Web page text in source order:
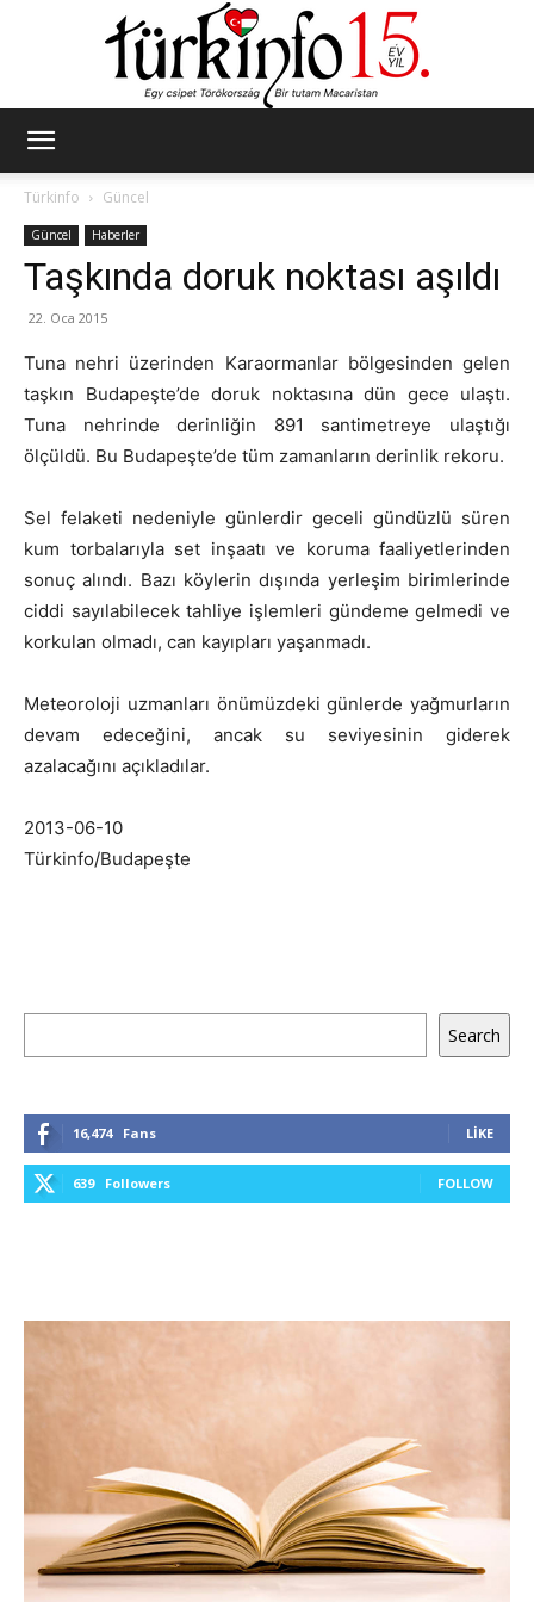
Türkinfo
Güncel
Güncel Haberler
Taşkında doruk noktası aşıldı
22. Oca 2015
Tuna nehri üzerinden Karaormanlar bölgesinden gelen
taşkın Budapeşte’de doruk noktasına dün gece ulaştı.
Tuna nehrinde derinliğin 891 santimetreye ulaştığı
ölçüldü. Bu Budapeşte’de tüm zamanların derinlik rekoru.
Sel felaketi nedeniyle günlerdir geceli gündüzlü süren
kum torbalarıyla set inşaatı ve koruma faaliyetlerinden
sonuç alındı. Bazı köylerin dışında yerleşim birimlerinde
ciddi sayılabilecek tahliye işlemleri gündeme gelmedi ve
korkulan olmadı, can kayıpları yaşanmadı.
Meteoroloji uzmanları önümüzdeki günlerde yağmurların
devam edeceğini, ancak su seviyesinin giderek
azalacağını açıkladılar.
2013-06-10
Türkinfo/Budapeşte
Search
16,474 Fans LIKE
639 Followers FOLLOW